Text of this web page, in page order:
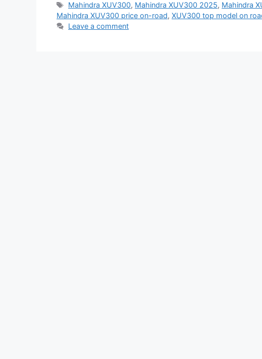
Tags
Mahindra XUV300, Mahindra XUV300 2025, Mahindra
Mahindra XUV300 price on-road, XUV300 top model on
Leave a comment